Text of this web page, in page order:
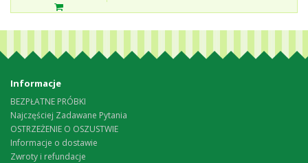
Informacje
BEZPŁATNE PRÓBKI
Najczęściej Zadawane Pytania
OSTRZEŻENIE O OSZUSTWIE
Informacje o dostawie
Zwroty i refundacje